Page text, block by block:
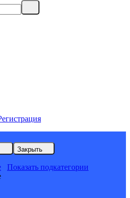
Закрыть
Показать подкатегории